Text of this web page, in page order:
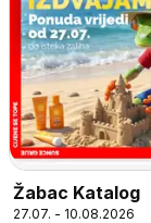
Žabac Katalog
27.07. - 10.08.2026